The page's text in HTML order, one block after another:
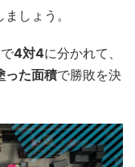
しょう。
4対4に分かれて、
った面積で勝敗を決